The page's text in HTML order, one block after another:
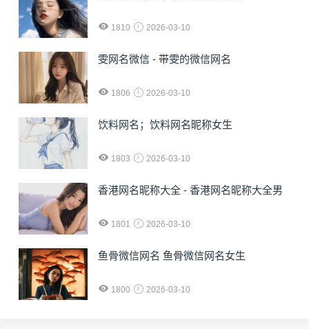
1810 2026-03-10
雯网名微信 - 带雯的微信网名
1806 2026-03-10
饮料网名；饮料网名昵称女生
1803 2026-03-10
香港网名昵称大全 - 香港网名昵称大全男
1801 2026-03-10
鱼骨微信网名 鱼骨微信网名女生
1800 2026-03-10